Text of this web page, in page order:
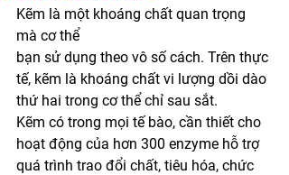
Kẽm là một khoáng chất quan trọng
mà cơ thể
bạn sử dụng theo vô số cách. Trên thực
tế, kẽm là khoáng chất vi lượng dồi dào
thứ hai trong cơ thể chỉ sau sắt.
Kẽm có trong mọi tế bào, cần thiết cho
hoạt động của hơn 300 enzyme hỗ trợ
quá trình trao đổi chất, tiêu hóa, chức